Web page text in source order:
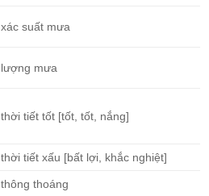
xác suất mưa
lượng mưa
thời tiết tốt [tốt, tốt, nắng]
thời tiết xấu [bất lợi, khắc nghiệt]
thông thoáng